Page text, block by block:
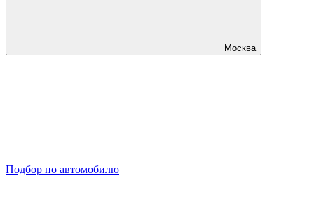
Москва
Подбор по автомобилю